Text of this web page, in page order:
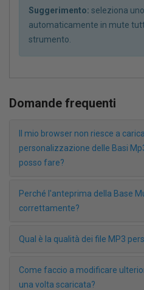
Suggerimento: seleziona
automaticamente in mute
strumento.
Domande frequenti
Il mio browser non riesce a
personalizzazione delle Basi
posso fare?
Perché l'anteprima della Base
correttamente?
Qual è la qualità dei file MP3
Come faccio a modificare
una volta scaricata?